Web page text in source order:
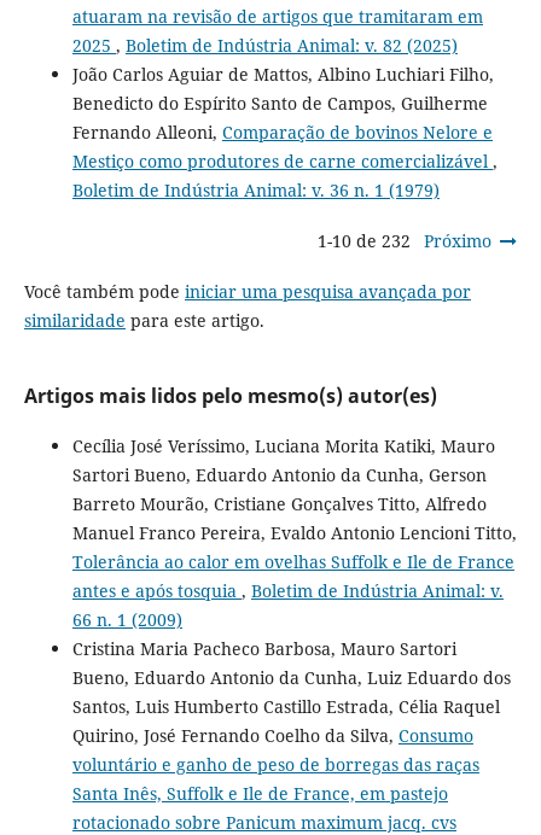
atuaram na revisão de artigos que tramitaram em
2025 , Boletim de Indústria Animal: v. 82 (2025)
João Carlos Aguiar de Mattos, Albino Luchiari Filho,
Benedicto do Espírito Santo de Campos, Guilherme
Fernando Alleoni, Comparação de bovinos Nelore e
Mestiço como produtores de carne comercializável ,
Boletim de Indústria Animal: v. 36 n. 1 (1979)
1-10 de 232 Próximo
Você também pode iniciar uma pesquisa avançada por
similaridade para este artigo.
Artigos mais lidos pelo mesmo(s) autor(es)
Cecília José Veríssimo, Luciana Morita Katiki, Mauro
Sartori Bueno, Eduardo Antonio da Cunha, Gerson
Barreto Mourão, Cristiane Gonçalves Titto, Alfredo
Manuel Franco Pereira, Evaldo Antonio Lencioni Titto,
Tolerância ao calor em ovelhas Suffolk e Ile de France
antes e após tosquia , Boletim de Indústria Animal: v.
66 n. 1 (2009)
Cristina Maria Pacheco Barbosa, Mauro Sartori
Bueno, Eduardo Antonio da Cunha, Luiz Eduardo dos
Santos, Luis Humberto Castillo Estrada, Célia Raquel
Quirino, José Fernando Coelho da Silva, Consumo
voluntário e ganho de peso de borregas das raças
Santa Inês, Suffolk e Ile de France, em pastejo
rotacionado sobre Panicum maximum jacq. cvs